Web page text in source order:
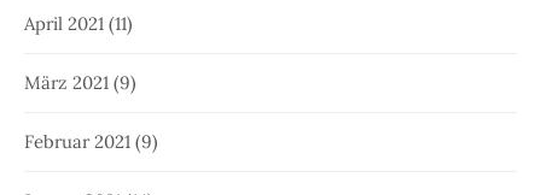
April 2021 (11)
März 2021 (9)
Februar 2021 (9)